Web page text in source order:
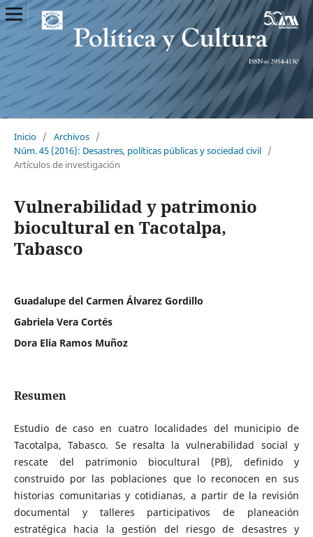
Inicio / Archivos /
Núm. 45 (2016): Desastres, políticas públicas y sociedad civil /
Artículos de investigación
Vulnerabilidad y patrimonio
biocultural en Tacotalpa,
Tabasco
Guadalupe del Carmen Álvarez Gordillo
Gabriela Vera Cortés
Dora Elia Ramos Muñoz
Resumen
Estudio de caso en cuatro localidades del municipio de
Tacotalpa, Tabasco. Se resalta la vulnerabilidad social y
rescate del patrimonio biocultural (PB), definido y
construido por las poblaciones que lo reconocen en sus
historias comunitarias y cotidianas, a partir de la revisión
documental y talleres participativos de planeación
estratégica hacia la gestión del riesgo de desastres y